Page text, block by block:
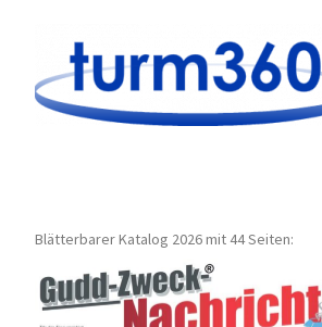
Blätterbarer Katalog 2026 mit 44 Seiten: